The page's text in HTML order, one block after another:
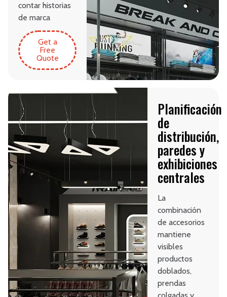
contar historias
de marca
Get a
Free
Quote
Planificación
de
distribución,
paredes y
exhibiciones
centrales
La
combinación
de accesorios
mantiene
visibles
productos
doblados,
prendas